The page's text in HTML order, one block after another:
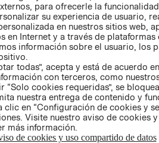
QUEJAS Y
RECLAMOS
para ofrecerle la
su experiencia de usuario,
en nuestros sitios web,
en Internet y a través de plataformas
información sobre el usuario, los
todas”, acepta y está de acuerdo
con terceros, como
“Solo cookies requeridas”, se
nuestra entrega de contenido y
clic en “Configuración de cookies y
Visite nuestro aviso de cookies
más información.
de cookies y uso compartido de datos